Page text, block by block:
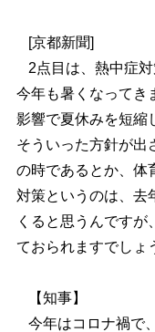
[京都新聞]
2点目は、熱中症
今年も暑くなってき
影響で夏休みを短縮
そういった方針が出
の時であるとか、体
対策というのは、去
くると思うんですが
ておられますでしょ
【知事】
今年はコロナ禍で